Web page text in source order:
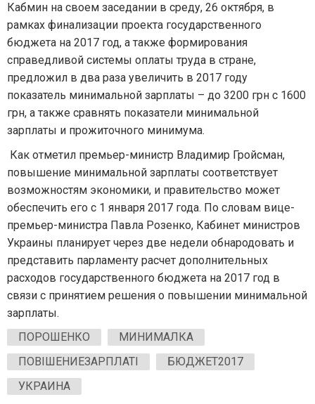
Кабмин на своем заседании в среду, 26 октября, в
рамках финализации проекта государственного
бюджета на 2017 год, а также формирования
справедливой системы оплаты труда в стране,
предложил в два раза увеличить в 2017 году
показатель минимальной зарплаты – до 3200 грн с 1600
грн, а также сравнять показатели минимальной
зарплаты и прожиточного минимума.
Как отметил премьер-министр Владимир Гройсман,
повышение минимальной зарплаты соответствует
возможностям экономики, и правительство может
обеспечить его с 1 января 2017 года. По словам вице-
премьер-министра Павла Розенко, Кабинет министров
Украины планирует через две недели обнародовать и
представить парламенту расчет дополнительных
расходов государственного бюджета на 2017 год в
связи с принятием решения о повышении минимальной
зарплаты.
ПОРОШЕНКО
МИНИМАЛКА
ПОВІШЕНИЕЗАРПЛАТІ
БЮДЖЕТ2017
УКРАИНА